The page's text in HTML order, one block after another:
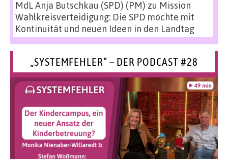
MdL Anja Butschkau (SPD) (PM) zu Mission
Wahlkreisverteidigung: Die SPD möchte mit
Kontinuität und neuen Ideen in den Landtag
„SYSTEMFEHLER“ – DER PODCAST #28